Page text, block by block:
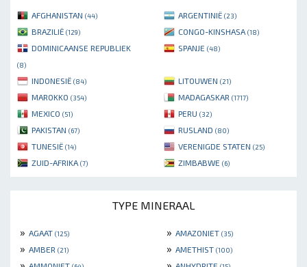
AFGHANISTAN (44) ARGENTINIË (23)
BRAZILIË (129) CONGO-KINSHASA (18)
DOMINICAANSE REPUBLIEK
(8)
SPANJE (48)
INDONESIË (84) LITOUWEN (21)
MAROKKO (354) MADAGASKAR (1717)
MEXICO (51) PERU (32)
PAKISTAN (67) RUSLAND (80)
TUNESIË (14) VERENIGDE STATEN (25)
ZUID-AFRIKA (7) ZIMBABWE (6)
TYPE MINERAAL
» AGAAT (125) » AMAZONIET (35)
» AMBER (21) » AMETHIST (100)